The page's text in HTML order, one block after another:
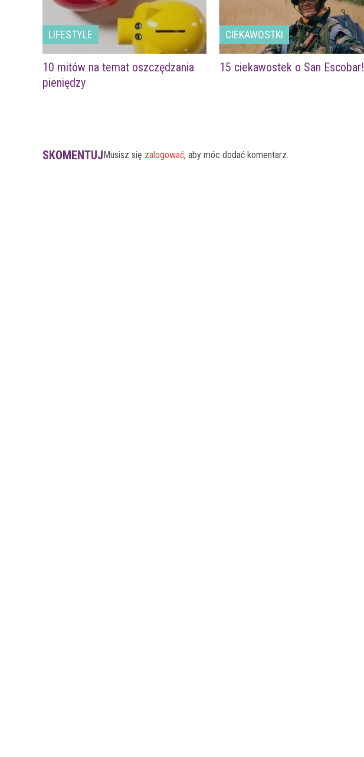
LIFESTYLE
10 mitów na temat oszczędzania
pieniędzy
CIEKAWOSTKI
15 ciekawostek o San Escobar!
SKOMENTUJMusisz się zalogować, aby móc dodać komentarz.